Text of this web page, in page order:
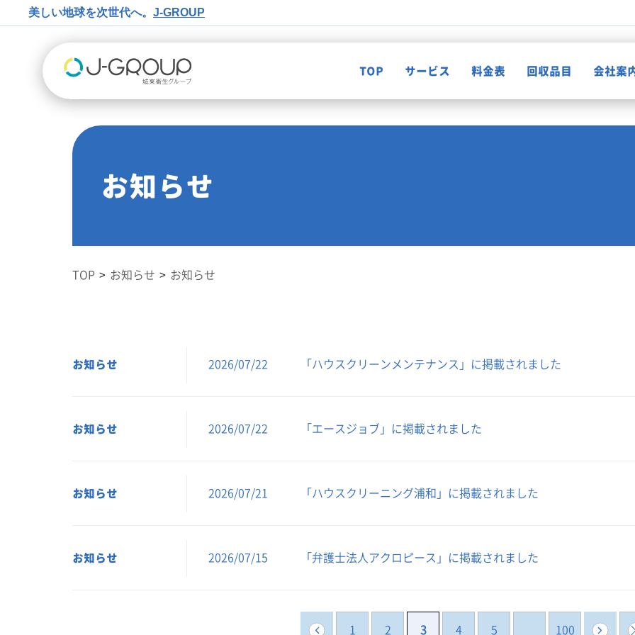
美しい地球を次世代へ。 J-GROUP
TOP サービス 料金表 回収品目 会社案
お知らせ
TOP お知らせ お知らせ
お知らせ 2026/07/22 「ハウスクリーンメンテナンス」に掲載されました
お知らせ 2026/07/22 「エースジョブ」に掲載されました
お知らせ 2026/07/21 「ハウスクリーニング浦和」に掲載されました
お知らせ 2026/07/15 「弁護士法人アクロピース」に掲載されました
1 2 3 4 5 100